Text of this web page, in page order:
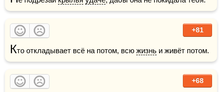
+81
Кто откладывает всё на потом, всю жизнь
+68